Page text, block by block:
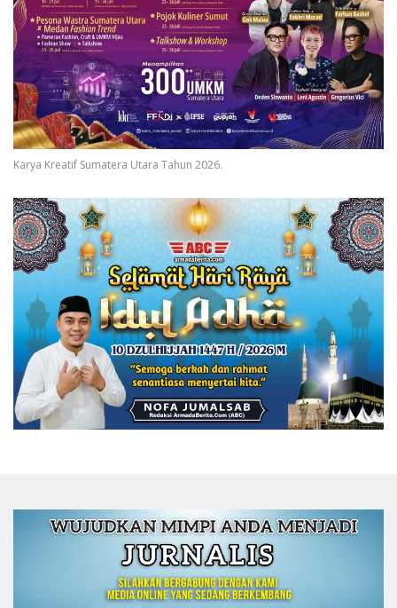
Karya Kreatif Sumatera Utara Tahun 2026.